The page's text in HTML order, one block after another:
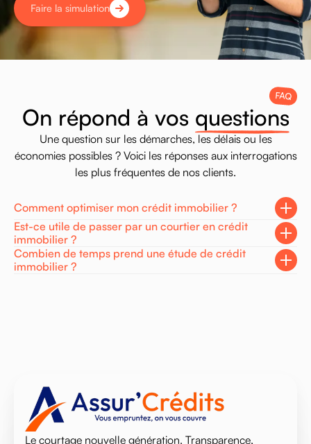
Faire la simulation
On répond à vos questions
Une question sur les démarches, les délais ou les
économies possibles ? Voici les réponses aux interrogations
les plus fréquentes de nos clients.
FAQ
Comment optimiser mon crédit immobilier ?
Est-ce utile de passer par un courtier en crédit
immobilier ?
Combien de temps prend une étude de crédit
immobilier ?
Le courtage nouvelle génération. Transparence,